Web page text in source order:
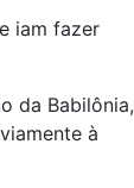
iam fazer
da Babilônia,
à